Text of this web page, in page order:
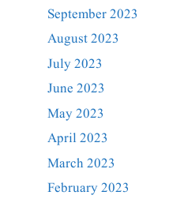
September 2023
August 2023
July 2023
June 2023
May 2023
April 2023
March 2023
February 2023